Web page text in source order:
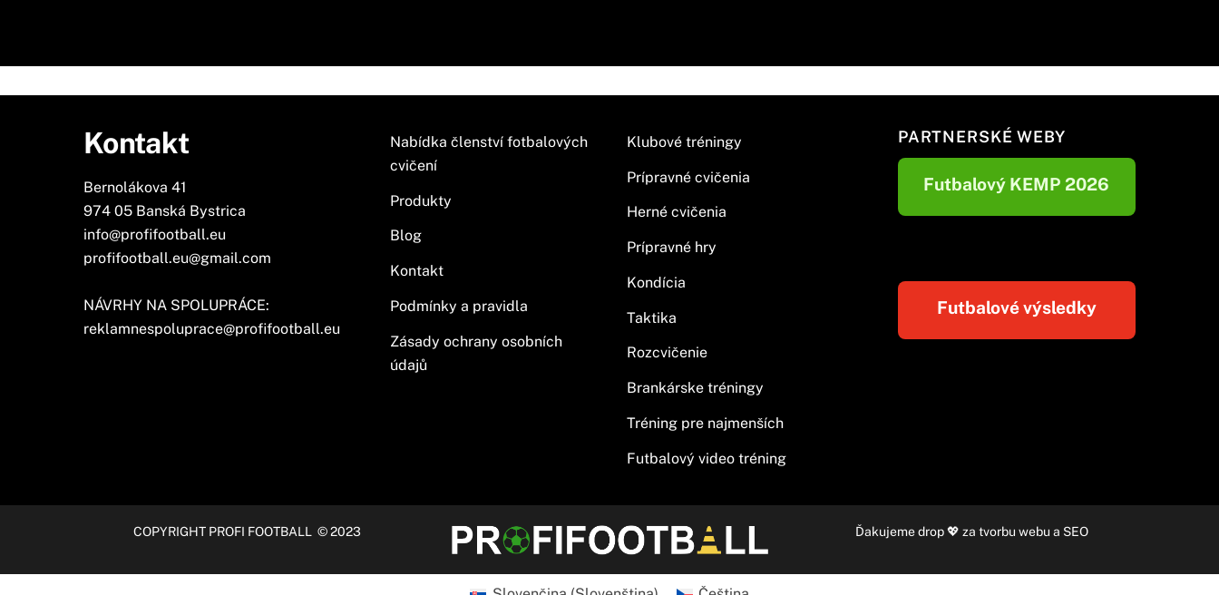
Kontakt
Bernolákova 41
974 05 Banská Bystrica
info@profifootball.eu
profifootball.eu@gmail.com
NÁVRHY NA SPOLUPRÁCE:
reklamnespoluprace@profifootball.eu
Nabídka členství fotbalových
cvičení
Produkty
Blog
Kontakt
Podmínky a pravidla
Zásady ochrany osobních
údajů
Klubové tréningy
Prípravné cvičenia
Herné cvičenia
Prípravné hry
Kondícia
Taktika
Rozcvičenie
Brankárske tréningy
Tréning pre najmenších
Futbalový video tréning
PARTNERSKÉ WEBY
Futbalový KEMP 2026
Futbalové výsledky
COPYRIGHT PROFI FOOTBALL © 2023 Ďakujemedrop💖 za tvorbu webu a SEO